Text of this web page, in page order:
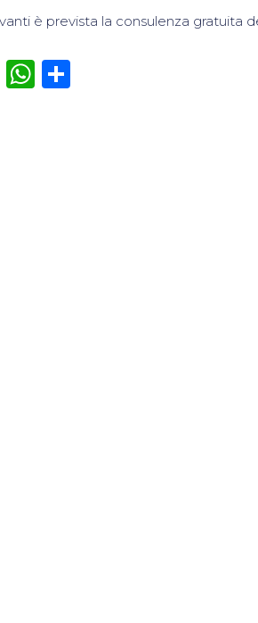
è prevista la consulenza gratuita
EmailWhatsApp